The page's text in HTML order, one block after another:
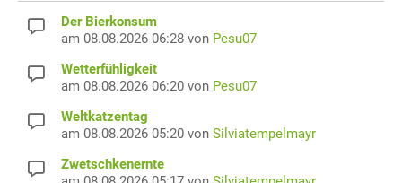
Der Bierkonsum
am 08.08.2026 06:28 von Pesu07
Wetterfühligkeit
am 08.08.2026 06:20 von Pesu07
Weltkatzentag
am 08.08.2026 05:20 von Silviatempelmayr
Zwetschkenernte